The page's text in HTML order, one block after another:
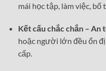
mái học tập, làm việc, bố
Kết cấu chắc chắn – An
hoặc người lớn đều ổn
cấp.